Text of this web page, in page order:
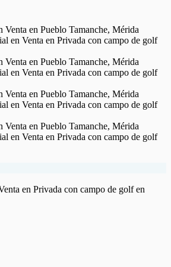
en Privada con campo de golf en